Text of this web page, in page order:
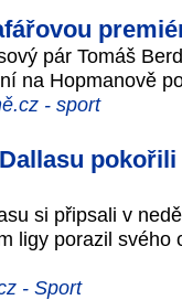
pár Tomáš
na Hopmanově
- sport
si připsali v
ligy porazil
- Sport